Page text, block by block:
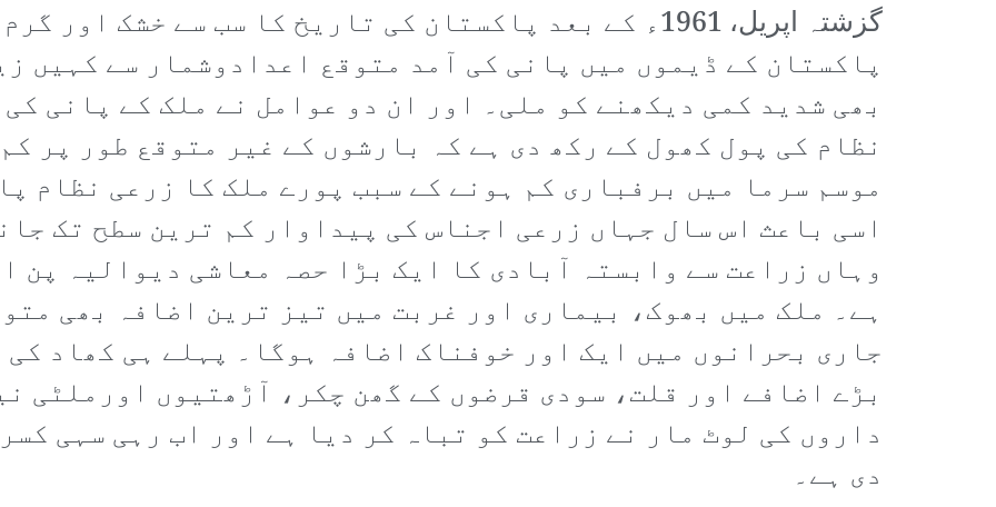
گزشتہ اپریل، 1961ء کے بعد پاکستان کی تاریخ کا سب سے خشک
پاکستان کے ڈیموں میں پانی کی آمد متوقع اعدادوشمار سے کہیں
بھی شدید کمی دیکھنے کو ملی۔ اور ان دو عوامل نے ملک کے پانی
نظام کی پول کھول کے رکھ دی ہے کہ بارشوں کے غیر متوقع طور پر
موسم سرما میں برفباری کم ہونے کے سبب پورے ملک کا زرعی نظام
اسی باعث اس سال جہاں زرعی اجناس کی پیداوار کم ترین سطح تک
وہاں زراعت سے وابستہ آبادی کا ایک بڑا حصہ معاشی دیوالیہ پن
ہے۔ ملک میں بھوک، بیماری اور غربت میں تیز ترین اضافہ بھی
جاری بحرانوں میں ایک اور خوفناک اضافہ ہوگا۔ پہلے ہی کھاد
بڑے اضافے اور قلت، سودی قرضوں کے گھن چکر، آڑھتیوں اورملٹی
داروں کی لوٹ مار نے زراعت کو تباہ کر دیا ہے اور اب رہی سہی
دی ہے۔